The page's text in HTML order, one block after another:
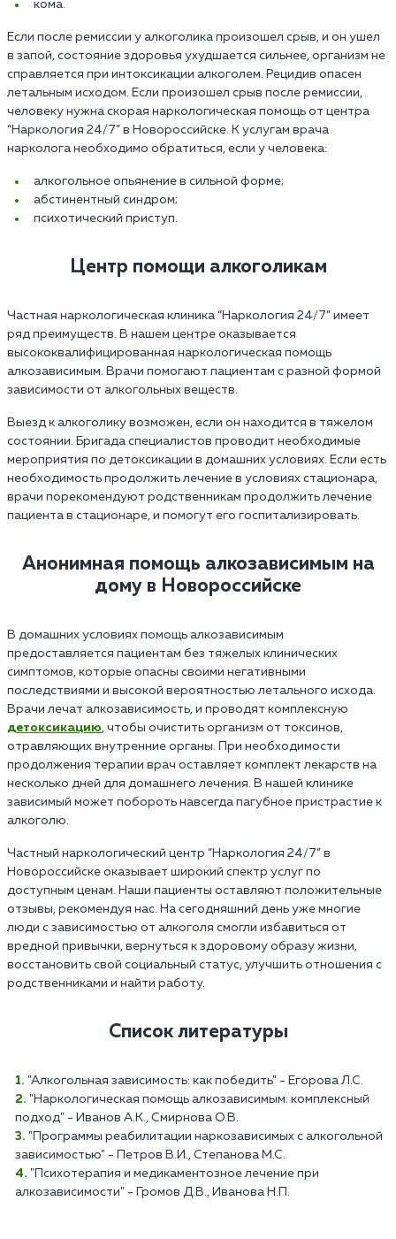
кома.
Если после ремиссии у алкоголика произошел срыв, и он ушел
в запой, состояние здоровья ухудшается сильнее, организм не
справляется при интоксикации алкоголем. Рецидив опасен
летальным исходом. Если произошел срыв после ремиссии,
человеку нужна скорая наркологическая помощь от центра
“Наркология 24/7” в Новороссийске. К услугам врача
нарколога необходимо обратиться, если у человека:
алкогольное опьянение в сильной форме;
абстинентный синдром;
психотический приступ.
Центр помощи алкоголикам
Частная наркологическая клиника “Наркология 24/7” имеет
ряд преимуществ. В нашем центре оказывается
высококвалифицированная наркологическая помощь
алкозависимым. Врачи помогают пациентам с разной формой
зависимости от алкогольных веществ.
Выезд к алкоголику возможен, если он находится в тяжелом
состоянии. Бригада специалистов проводит необходимые
мероприятия по детоксикации в домашних условиях. Если есть
необходимость продолжить лечение в условиях стационара,
врачи порекомендуют родственникам продолжить лечение
пациента в стационаре, и помогут его госпитализировать.
Анонимная помощь алкозависимым на
дому в Новороссийске
В домашних условиях помощь алкозависимым
предоставляется пациентам без тяжелых клинических
симптомов, которые опасны своими негативными
последствиями и высокой вероятностью летального исхода.
Врачи лечат алкозависимость, и проводят комплексную
детоксикацию , чтобы очистить организм от токсинов,
отравляющих внутренние органы. При необходимости
продолжения терапии врач оставляет комплект лекарств на
несколько дней для домашнего лечения. В нашей клинике
зависимый может побороть навсегда пагубное пристрастие к
алкоголю.
Частный наркологический центр “Наркология 24/7” в
Новороссийске оказывает широкий спектр услуг по
доступным ценам. Наши пациенты оставляют положительные
отзывы, рекомендуя нас. На сегодняшний день уже многие
люди с зависимостью от алкоголя смогли избавиться от
вредной привычки, вернуться к здоровому образу жизни,
восстановить свой социальный статус, улучшить отношения с
родственниками и найти работу.
Список литературы
"Алкогольная зависимость: как победить" - Егорова Л.С.
"Наркологическая помощь алкозависимым: комплексный
подход" - Иванов А.К., Смирнова О.В.
"Программы реабилитации наркозависимых с алкогольной
зависимостью" - Петров В.И., Степанова М.С.
"Психотерапия и медикаментозное лечение при
алкозависимости" - Громов Д.В., Иванова Н.П.